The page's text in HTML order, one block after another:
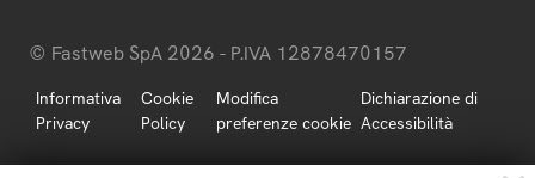
© Fastweb SpA 2026 - P.IVA 12878470157
Informativa
Privacy
Cookie
Policy
Modifica
preferenze cookie
Dichiarazione di
Accessibilità